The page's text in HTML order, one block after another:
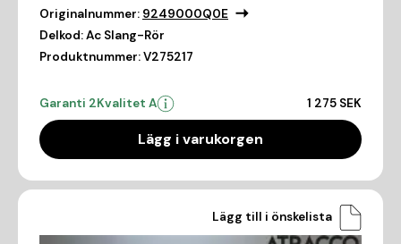
Originalnummer: 9249000Q0E
Delkod:Ac Slang-Rör
Produktnummer:V275217
Garanti 2Kvalitet A 1 275 SEK
Lägg i varukorgen
Lägg till i önskelista